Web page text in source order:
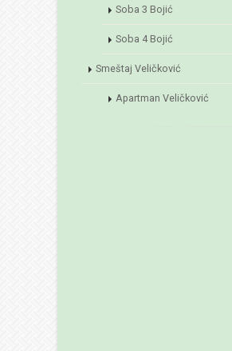
Soba 3 Bojić
Soba 4 Bojić
Smeštaj Veličković
Apartman Veličković